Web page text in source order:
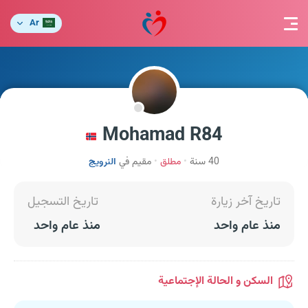
Ar
Mohamad R84
40 سنة مطلق مقيم في النرويج
تاريخ آخر زيارة
منذ عام واحد
تاريخ التسجيل
منذ عام واحد
السكن و الحالة الإجتماعية